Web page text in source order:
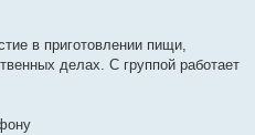
в приготовлении пищи,
делах. С группой работает